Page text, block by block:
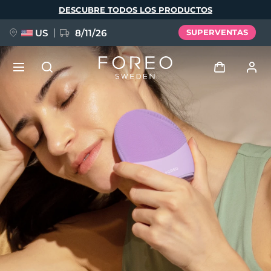
DESCUBRE TODOS LOS PRODUCTOS
US 8/11/26 SUPERVENTAS
Perfil de usuario
Mis dispositivos
Mis pedidos
Mis direcciones
Mis suscripciones
NUEVO
FAQ™ Pure Beauty-Tech Elixir
BREAKING NEWS
issa™ Teeth Whitening Set
Idioma
English Deutsch
Español
Français
Italiano
Português
Svenska
Русский
Türkçe
简体中文 繁體中文